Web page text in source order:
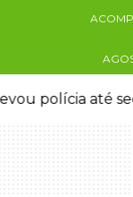
polícia até